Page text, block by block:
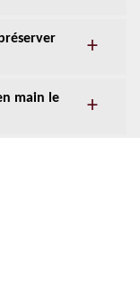
main le